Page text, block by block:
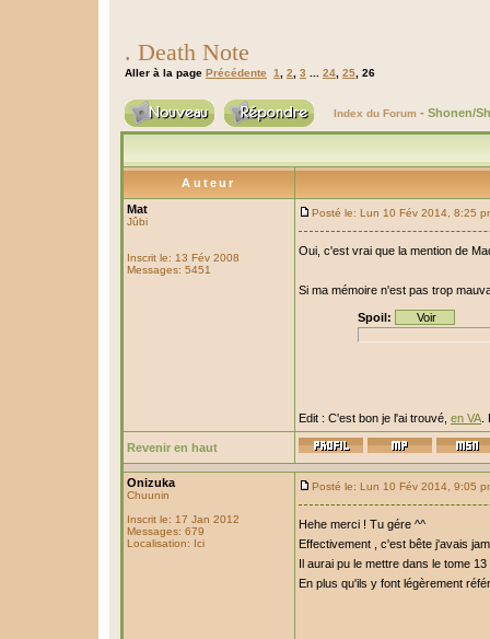
. Death Note
Aller à la page Précédente 1 2 3 24 25 26
Index du Forum - Shonen/
Auteur
Mat
Jûbi
Inscrit le: 13 Fév 2008
Messages: 5451
Posté le: Lun 10 Fév 2014, 8:25
Oui, c'est vrai que la mention de
Si ma mémoire n'est pas trop
Spoil:
Edit : C'est bon je l'ai trouvé, en VA
Revenir en haut
Onizuka
Chuunin
Inscrit le: 17 Jan 2012
Messages: 679
Localisation: Ici
Posté le: Lun 10 Fév 2014, 9:05
Hehe merci ! Tu gére ^^
Effectivement , c'est bête j'avais
Il aurai pu le mettre dans le tome
En plus qu'ils y font légèrement